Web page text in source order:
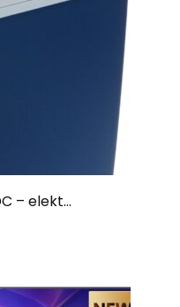
– elekt...